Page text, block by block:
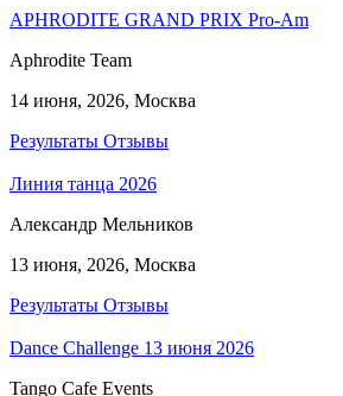
APHRODITE GRAND PRIX Pro-Am
Aphrodite Team
14 июня, 2026, Москва
Результаты Отзывы
Линия танца 2026
Александр Мельников
13 июня, 2026, Москва
Результаты Отзывы
Dance Challеnge 13 июня 2026
Tango Cafe Events